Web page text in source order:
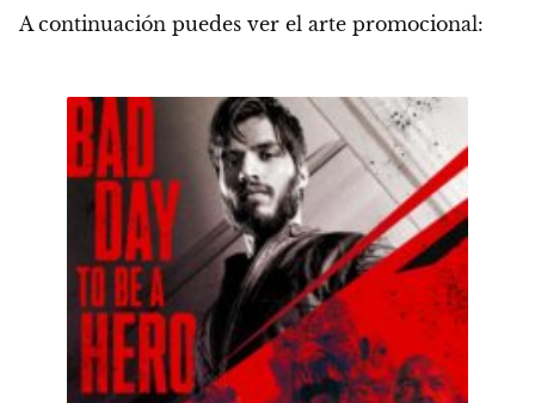
A continuación puedes ver el arte promocional: